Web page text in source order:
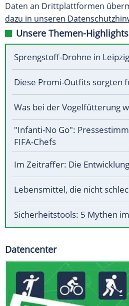
Daten an Drittplattformen
dazu in unseren
Unsere Themen-Highlights
Sprengstoff-Drohne in
Diese Promi-Outfits sorgten
Was bei der Vogelfütterung
"Infanti-No Go":
FIFA-Chefs
Im Zeitraffer: Die
Lebensmittel, die nicht
Sicherheitstools: 5 Mythen
Datencenter